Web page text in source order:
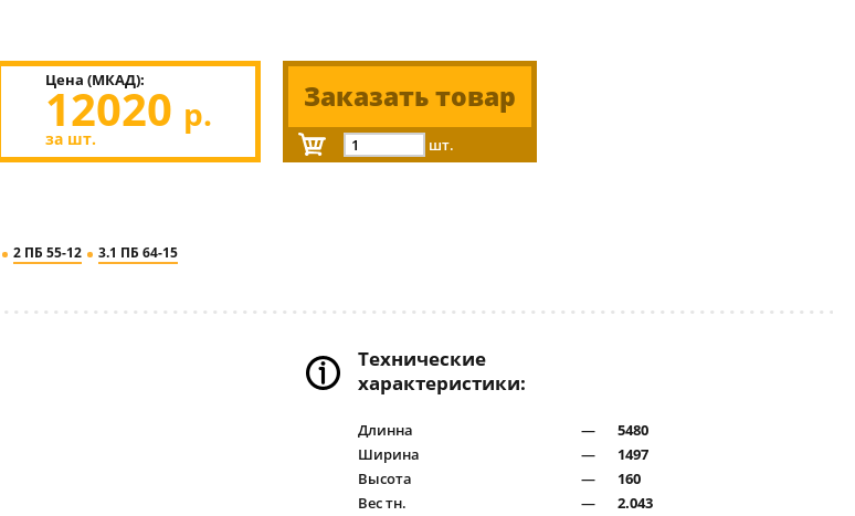
Цена (МКАД):
12020 р.
за шт.
Заказать товар
шт.
2 ПБ 55-12 3.1 ПБ 64-15
Технические
характеристики:
Длинна —
5480
Ширина
—
1497
Высота
—
160
Вес тн.
—
2.043